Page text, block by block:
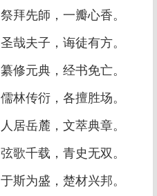
拜先師，一瓣心香。
哉夫子，诲徒有方。
修元典，经书免亡。
林传衍，各擅胜场。
居岳麓，文萃典章。
歌千载，青史无双。
斯为盛，楚材兴邦。